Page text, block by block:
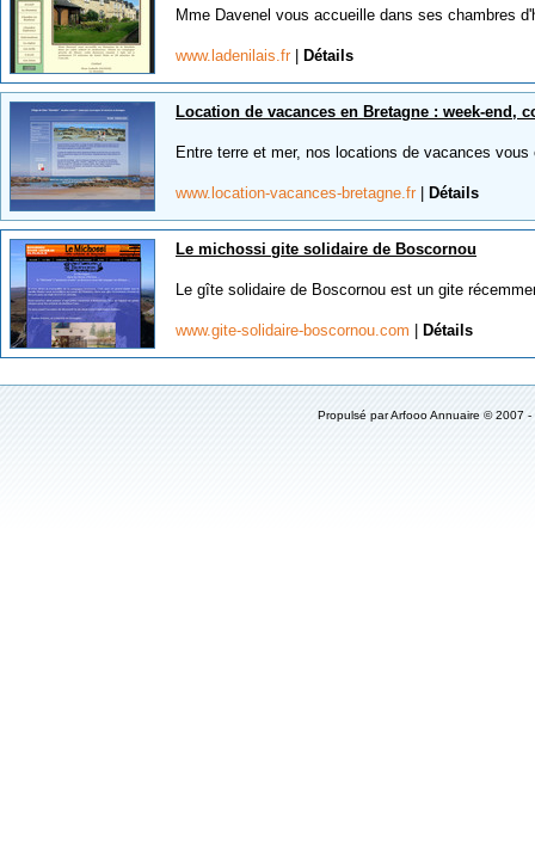
Mme Davenel vous accueille dans ses chambres
www.ladenilais.fr Détails
Location de vacances en Bretagne : week-end,
Entre terre et mer, nos locations de vacances
www.location-vacances-bretagne.fr Détails
Le michossi gite solidaire de Boscornou
Le gîte solidaire de Boscornou est un gite
www.gite-solidaire-boscornou.com Détails
Propulsé par Arfooo Annuaire ©